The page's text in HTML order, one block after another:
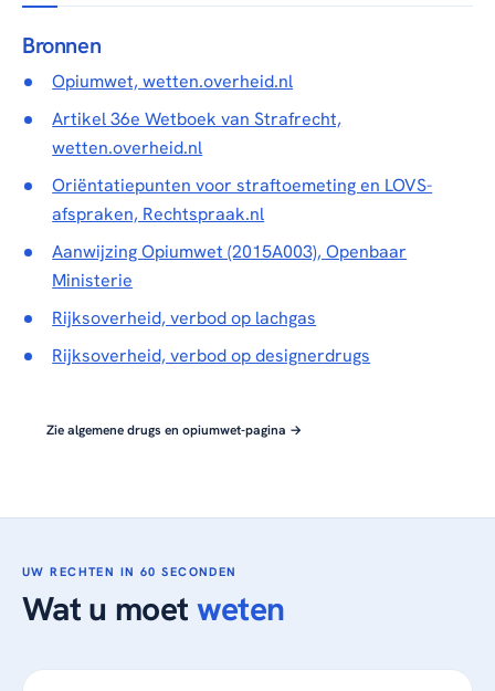
Bronnen
Opiumwet, wetten.overheid.nl
Artikel 36e Wetboek van Strafrecht,
wetten.overheid.nl
Oriëntatiepunten voor straftoemeting en LOVS-
afspraken, Rechtspraak.nl
Aanwijzing Opiumwet (2015A003), Openbaar
Ministerie
Rijksoverheid, verbod op lachgas
Rijksoverheid, verbod op designerdrugs
Zie algemene drugs en opiumwet-pagina →
UW RECHTEN IN 60 SECONDEN
Wat u moet weten